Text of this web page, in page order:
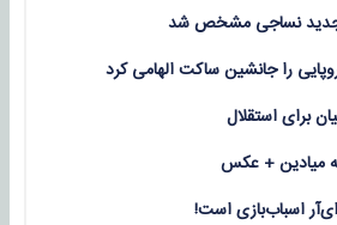
جدید نساجی مشخص شد
را جانشین ساکت الهامی کرد
برای استقلال
میادین + عکس
اسباب‌بازی است!